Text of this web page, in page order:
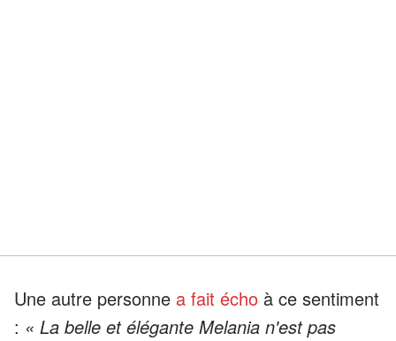
Une autre personne a fait écho à ce sentiment
: « La belle et élégante Melania n'est pas